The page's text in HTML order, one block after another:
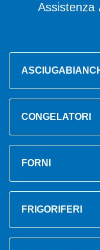
Assistenza
CONGELATORI
FORNI
FRIGORIFERI